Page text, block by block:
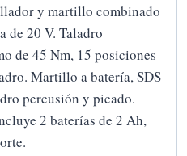
y martillo combinado
de 20 V. Taladro
de 45 Nm, 15 posiciones
Martillo a batería, SDS
percusión y picado.
2 baterías de 2 Ah,